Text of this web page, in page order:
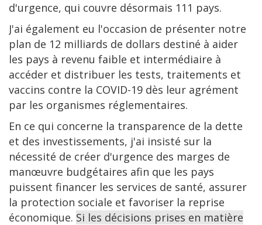
d'urgence, qui couvre désormais 111 pays.
J'ai également eu l'occasion de présenter notre
plan de 12 milliards de dollars destiné à aider
les pays à revenu faible et intermédiaire à
accéder et distribuer les tests, traitements et
vaccins contre la COVID-19 dès leur agrément
par les organismes réglementaires.
En ce qui concerne la transparence de la dette
et des investissements, j'ai insisté sur la
nécessité de créer d'urgence des marges de
manœuvre budgétaires afin que les pays
puissent financer les services de santé, assurer
la protection sociale et favoriser la reprise
économique. Si les décisions prises en matière